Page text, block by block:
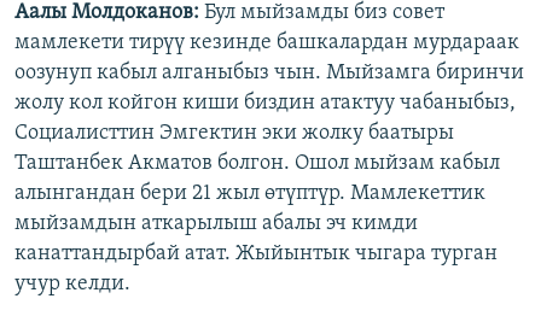
Аалы Молдоканов: Бул мыйзамды биз совет
мамлекети тирүү кезинде башкалардан мурдараак
оозунуп кабыл алганыбыз чын. Мыйзамга биринчи
жолу кол койгон киши биздин атактуу чабаныбыз,
Социалисттин Эмгектин эки жолку баатыры
Таштанбек Акматов болгон. Ошол мыйзам кабыл
алынгандан бери 21 жыл өтүптүр. Мамлекеттик
мыйзамдын аткарылыш абалы эч кимди
канаттандырбай атат. Жыйынтык чыгара турган
учур келди.